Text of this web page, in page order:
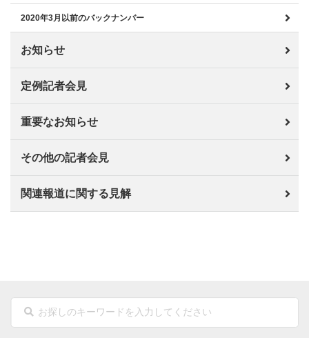
2020年3月以前のバックナンバー
お知らせ
定例記者会見
重要なお知らせ
その他の記者会見
関連報道に関する見解